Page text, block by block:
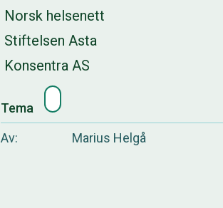
Norsk helsenett
Stiftelsen Asta
Konsentra AS
Tema
Av
Marius Helgå